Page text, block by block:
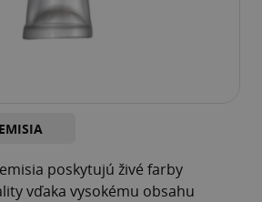
poskytujú živé farby
vďaka vysokému obsahu